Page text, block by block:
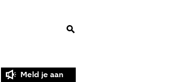
Meld je aan